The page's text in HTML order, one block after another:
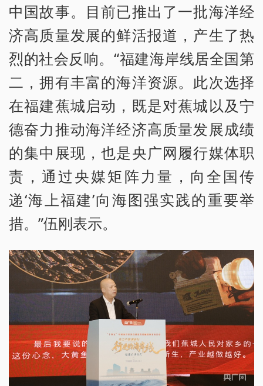
中国故事。目前已推出了一批海洋经
济高质量发展的鲜活报道，产生了热
烈的社会反响。“福建海岸线居全国第
二，拥有丰富的海洋资源。此次选择
在福建蕉城启动，既是对蕉城以及宁
德奋力推动海洋经济高质量发展成绩
的集中展现，也是央广网履行媒体职
责，通过央媒矩阵力量，向全国传
递‘海上福建’向海图强实践的重要举
措。”伍刚表示。